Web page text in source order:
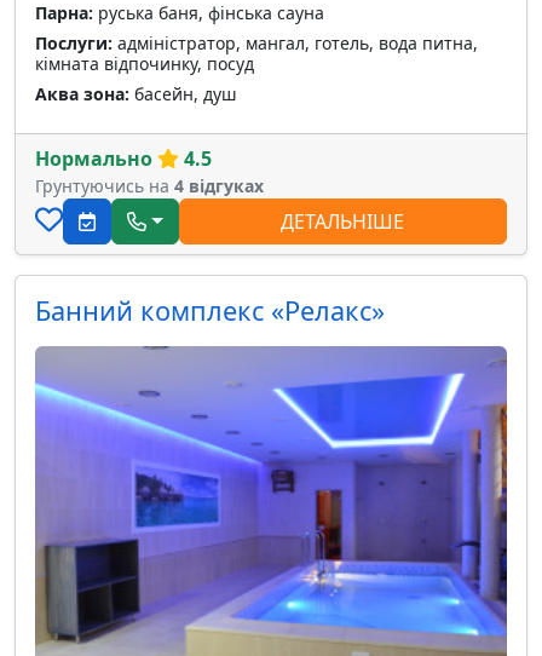
Парна: руська баня, фінська сауна
Послуги: адміністратор, мангал, готель, вода питна,
кімната відпочинку, посуд
Аква зона: басейн, душ
Нормально 4.5
Грунтуючись на 4 відгуках
ДЕТАЛЬНІШЕ
Банний комплекс «Релакс»